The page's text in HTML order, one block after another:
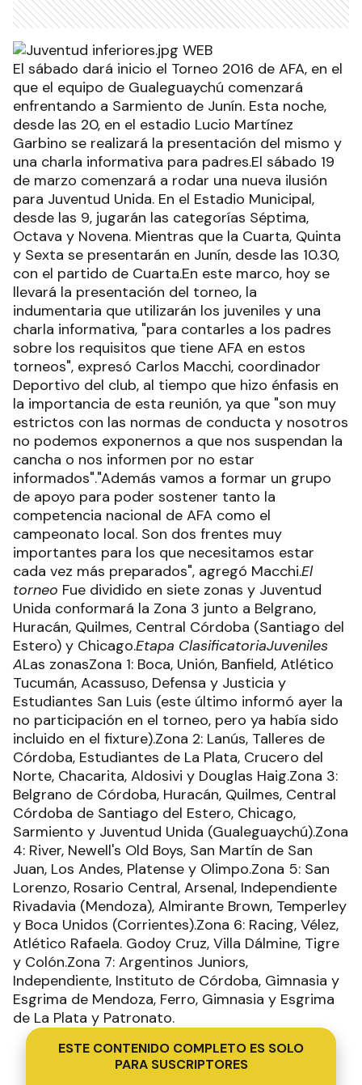
El sábado dará inicio el Torneo 2016 de AFA, en el
que el equipo de Gualeguaychú comenzará
enfrentando a Sarmiento de Junín. Esta noche,
desde las 20, en el estadio Lucio Martínez
Garbino se realizará la presentación del mismo y
una charla informativa para padres.El sábado 19
de marzo comenzará a rodar una nueva ilusión
para Juventud Unida. En el Estadio Municipal,
desde las 9, jugarán las categorías Séptima,
Octava y Novena. Mientras que la Cuarta, Quinta
y Sexta se presentarán en Junín, desde las 10.30,
con el partido de Cuarta.En este marco, hoy se
llevará la presentación del torneo, la
indumentaria que utilizarán los juveniles y una
charla informativa, "para contarles a los padres
sobre los requisitos que tiene AFA en estos
torneos", expresó Carlos Macchi, coordinador
Deportivo del club, al tiempo que hizo énfasis en
la importancia de esta reunión, ya que "son muy
estrictos con las normas de conducta y nosotros
no podemos exponernos a que nos suspendan la
cancha o nos informen por no estar
informados"."Además vamos a formar un grupo
de apoyo para poder sostener tanto la
competencia nacional de AFA como el
campeonato local. Son dos frentes muy
importantes para los que necesitamos estar
cada vez más preparados", agregó Macchi.El
torneo Fue dividido en siete zonas y Juventud
Unida conformará la Zona 3 junto a Belgrano,
Huracán, Quilmes, Central Córdoba (Santiago del
Estero) y Chicago.Etapa ClasificatoriaJuveniles
ALas zonasZona 1: Boca, Unión, Banfield, Atlético
Tucumán, Acassuso, Defensa y Justicia y
Estudiantes San Luis (este último informó ayer la
no participación en el torneo, pero ya había sido
incluido en el fixture).Zona 2: Lanús, Talleres de
Córdoba, Estudiantes de La Plata, Crucero del
Norte, Chacarita, Aldosivi y Douglas Haig.Zona 3:
Belgrano de Córdoba, Huracán, Quilmes, Central
Córdoba de Santiago del Estero, Chicago,
Sarmiento y Juventud Unida (Gualeguaychú).Zona
4: River, Newell's Old Boys, San Martín de San
Juan, Los Andes, Platense y Olimpo.Zona 5: San
Lorenzo, Rosario Central, Arsenal, Independiente
Rivadavia (Mendoza), Almirante Brown, Temperley
y Boca Unidos (Corrientes).Zona 6: Racing, Vélez,
Atlético Rafaela. Godoy Cruz, Villa Dálmine, Tigre
y Colón.Zona 7: Argentinos Juniors,
Independiente, Instituto de Córdoba, Gimnasia y
Esgrima de Mendoza, Ferro, Gimnasia y Esgrima
de La Plata y Patronato.
ESTE CONTENIDO COMPLETO ES SOLO
PARA SUSCRIPTORES